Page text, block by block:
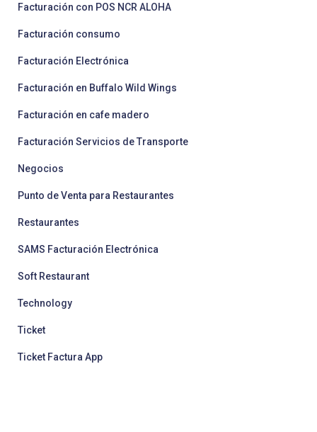
Facturación con POS NCR ALOHA
Facturación consumo
Facturación Electrónica
Facturación en Buffalo Wild Wings
Facturación en cafe madero
Facturación Servicios de Transporte
Negocios
Punto de Venta para Restaurantes
Restaurantes
SAMS Facturación Electrónica
Soft Restaurant
Technology
Ticket
Ticket Factura App